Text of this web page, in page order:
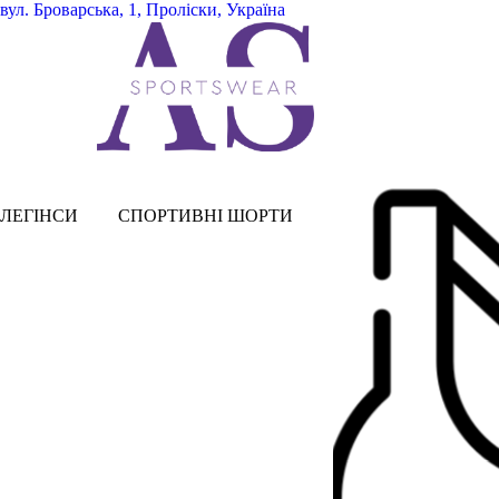
вул. Броварська, 1, Проліски, Україна
ЛЕГІНСИ СПОРТИВНІ ШОРТИ